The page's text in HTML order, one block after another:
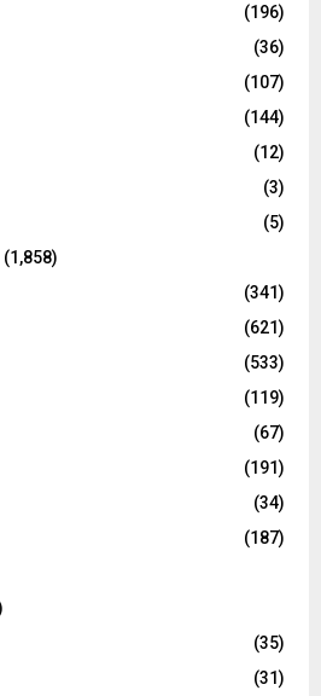
(196)
(36)
(107)
(144)
(12)
(3)
(5)
(1,858)
(341)
(621)
(533)
(119)
(67)
(191)
(34)
(187)
(35)
(31)